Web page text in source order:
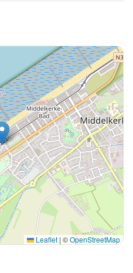
Leaflet | ©OpenStreetMap